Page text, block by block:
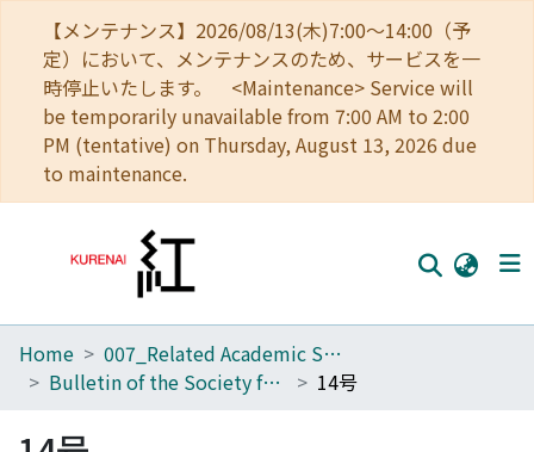
【メンテナンス】2026/08/13(木)7:00～14:00（予
定）において、メンテナンスのため、サービスを一
時停止いたします。 <Maintenance> Service will
be temporarily unavailable from 7:00 AM to 2:00
PM (tentative) on Thursday, August 13, 2026 due
to maintenance.
Home
Home
007_Related Academic Societies
Bulletin of the Society for Western and Southern Asiatic Studies, Kyoto University
14号